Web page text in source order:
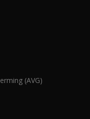
(AVG)